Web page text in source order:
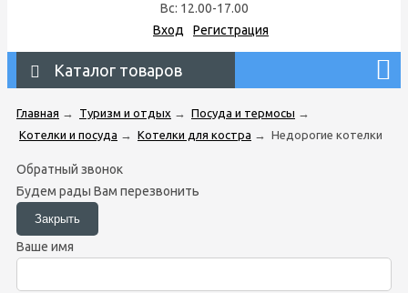
Вс: 12.00-17.00
Вход
Регистрация
Каталог товаров
Главная → Туризм и отдых → Посуда и термосы →
Котелки и посуда → Котелки для костра → Недорогие котелки
Обратный звонок
Будем рады Вам перезвонить
Ваше имя